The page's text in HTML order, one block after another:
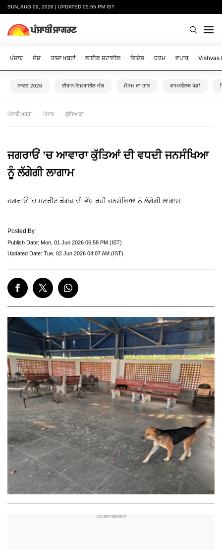
SUN, AUG 09, 2026 | UPDATED 05:55 PM IST
ਪੰਜਾਬ ਦੇਸ਼ ਤਾਜ਼ਾ ਖ਼ਬਰਾਂ ਲਾਈਫ ਸਟਾਈਲ ਵਿਦੇਸ਼ ਧਰਮ ਵਪਾਰ Vishvas
ਸਾਵਣ 2026 ਈਰਾਨ-ਇਜ਼ਰਾਈਲ ਜੰਗ ਮੌਸਮ ਦਾ ਹਾਲ ਕਾਮਨਵੈਲਥ ਖੇਡਾਂ
ਪੰਜਾਬੀ ਖ਼ਬਰਾਂ ਪੰਜਾਬ ਲੁਧਿਆਣਾ
ਜਗਰਾਓਂ ’ਚ ਆਵਾਰਾ ਕੁੱਤਿਆਂ ਦੀ ਵਧਦੀ ਜਨਸੰਖਿਆ
ਨੂੰ ਲੱਗੇਗੀ ਲਾਗਾਮ
ਜਗਰਾਓਂ ’ਚ ਸਟਰੀਟ ਡੌਗਜ਼ ਦੀ ਵੱਧ ਰਹੀ ਜਨਸੰਖਿਆ ਨੂੰ ਲੱਗੇਗੀ ਲਾਗਾਮ
Posted By
Publish Date: Mon, 01 Jun 2026 06:58 PM (IST)
Updated Date: Tue, 02 Jun 2026 04:07 AM (IST)